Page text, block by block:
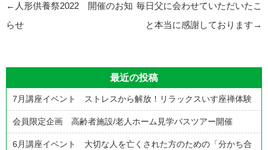
投
稿
ー
シ
ョ
毎日父に会わせていただいたこ
と本当に感謝しております →
← 人形供養祭2022 開催のお知
らせ
最近の投稿
7月講座イベント ストレスから解放！リラックスいす座禅体験
会員限定企画 高齢者施設/老人ホーム見学バスツアー開催
6月講座イベント 大切な人を亡くされた方のための「分かち合